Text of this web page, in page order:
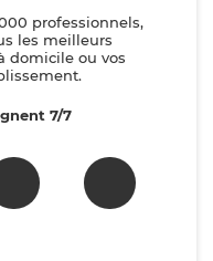
professionnels,
les meilleurs
domicile ou vos
7/7